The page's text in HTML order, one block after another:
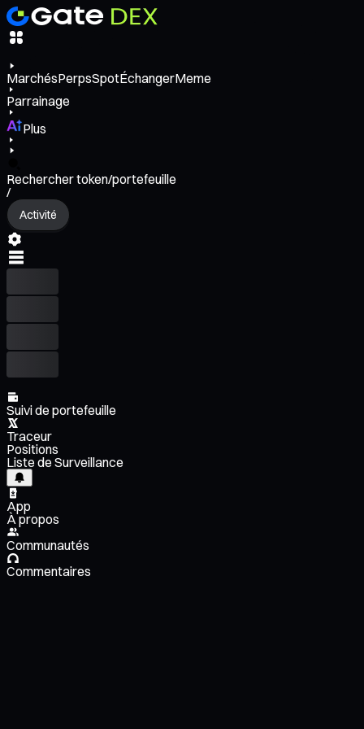
MarchésPerpsSpotÉchangerMeme
Parrainage
Plus
Rechercher token/portefeuille
/
Activité
Suivi de portefeuille
Traceur
Positions
Liste de Surveillance
App
À propos
Communautés
Commentaires